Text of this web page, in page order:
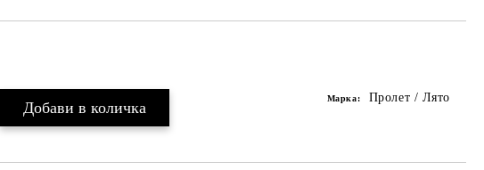
Марка: Пролет / Лято